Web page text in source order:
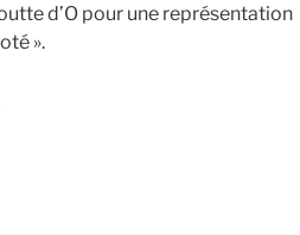
d’O pour une représentation
».